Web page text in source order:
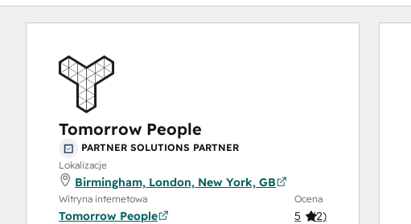
Tomorrow People
PARTNER SOLUTIONS PARTNER
Lokalizacje
Birmingham, London, New York, GB
Witryna internetowa
Tomorrow People
Ocena
5 (2)